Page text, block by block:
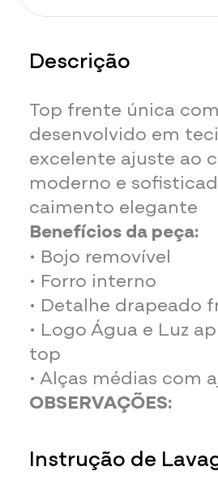
Descrição
Top frente única
desenvolvido em
excelente ajuste ao
moderno e
caimento elegante
Benefícios da peça:
• Bojo removível
• Forro interno
• Detalhe drapeado
• Logo Água e Luz
top
• Alças médias com
OBSERVAÇÕES:
causar variação nas
Instrução de